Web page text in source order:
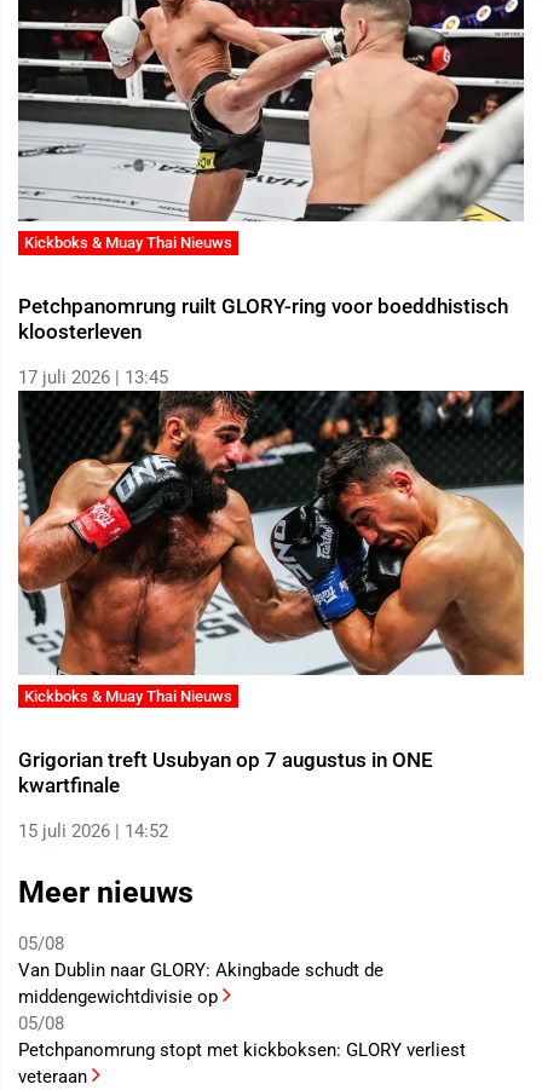
Kickboks & Muay Thai Nieuws
Petchpanomrung ruilt GLORY-ring voor boeddhistisch
kloosterleven
17 juli 2026 | 13:45
Kickboks & Muay Thai Nieuws
Grigorian treft Usubyan op 7 augustus in ONE
kwartfinale
15 juli 2026 | 14:52
Meer nieuws
05/08
Van Dublin naar GLORY: Akingbade schudt de
middengewichtdivisie op
05/08
Petchpanomrung stopt met kickboksen: GLORY verliest
veteraan